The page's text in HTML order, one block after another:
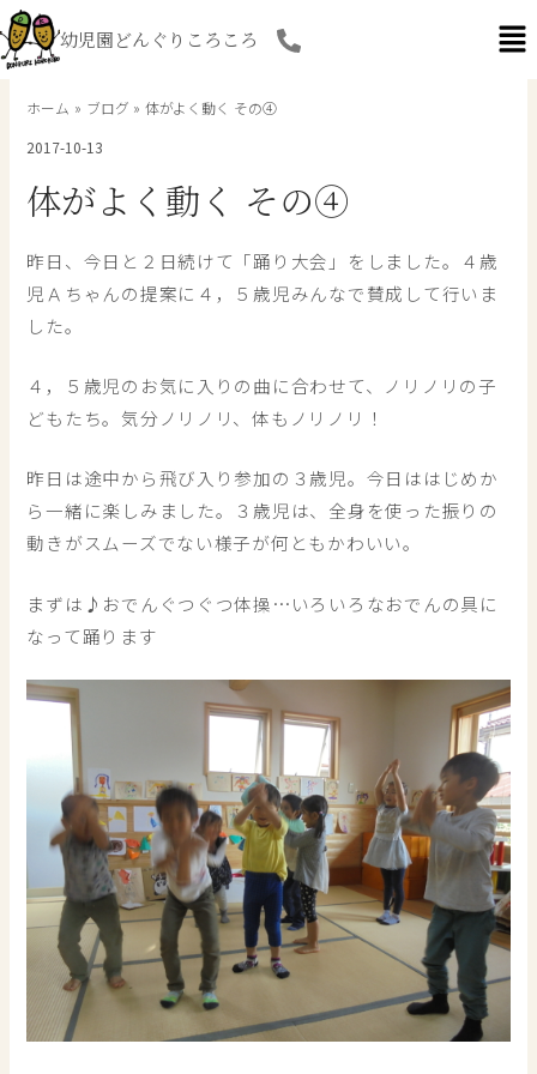
内
容
を
幼児園どんぐりころころ
ホーム ブログ
体がよく動く その④
2017-10-13
体がよく動く その④
昨日、今日と２日続けて「踊り大会」をしました。４歳
児Ａちゃんの提案に４，５歳児みんなで賛成して行いま
した。
４，５歳児のお気に入りの曲に合わせて、ノリノリの子
どもたち。気分ノリノリ、体もノリノリ！
昨日は途中から飛び入り参加の３歳児。今日ははじめか
ら一緒に楽しみました。３歳児は、全身を使った振りの
動きがスムーズでない様子が何ともかわいい。
まずは♪おでんぐつぐつ体操…いろいろなおでんの具に
なって踊ります